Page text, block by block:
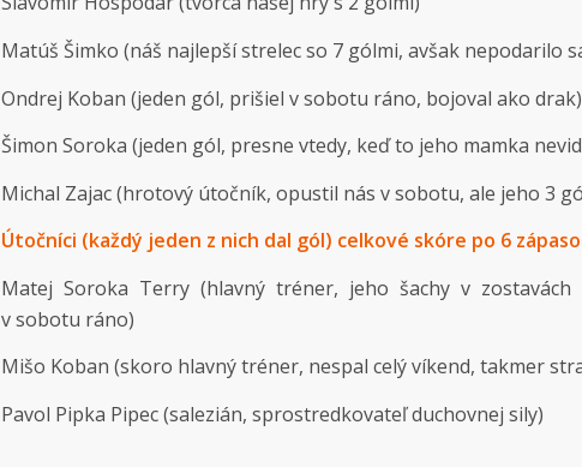
Matúš Šimko (náš najlepší strelec so 7 gólmi, avšak nepodarilo
Ondrej Koban (jeden gól, prišiel v sobotu ráno, bojoval ako drak)
Šimon Soroka (jeden gól, presne vtedy, keď to jeho mamka
Michal Zajac (hrotový útočník, opustil nás v sobotu, ale jeho 3
Útočníci (každý jeden z nich dal gól) celkové skóre po 6
Matej Soroka Terry (hlavný tréner, jeho šachy v
v sobotu ráno)
Mišo Koban (skoro hlavný tréner, nespal celý víkend, takmer
Pavol Pipka Pipec (salezián, sprostredkovateľ duchovnej sily)